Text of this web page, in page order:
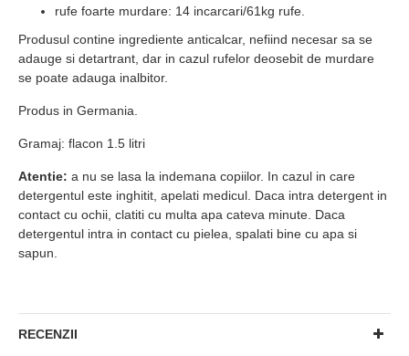
rufe foarte murdare: 14 incarcari/61kg rufe.
Produsul contine ingrediente anticalcar, nefiind necesar sa se
adauge si detartrant, dar in cazul rufelor deosebit de murdare
se poate adauga inalbitor.
Produs in Germania.
Gramaj: flacon 1.5 litri
Atentie: a nu se lasa la indemana copiilor. In cazul in care
detergentul este inghitit, apelati medicul. Daca intra detergent in
contact cu ochii, clatiti cu multa apa cateva minute. Daca
detergentul intra in contact cu pielea, spalati bine cu apa si
sapun.
RECENZII